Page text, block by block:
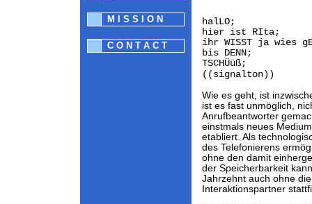
M I S S I O N
C O N T A C T
halLO;
hier ist RIta;
ihr WISST ja wies
bis DENN;
TSCHÜüß;
((signalton))
Wie es geht, ist
ist es fast unmöglich,
Anrufbeantworter
einstmals neues
etabliert. Als
des Telefonierens
ohne den damit
der Speicherbarkeit
Jahrzehnt auch ohne
Interaktionspartner